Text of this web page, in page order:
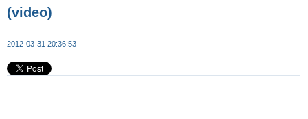
(video)
2012-03-31 20:36:53